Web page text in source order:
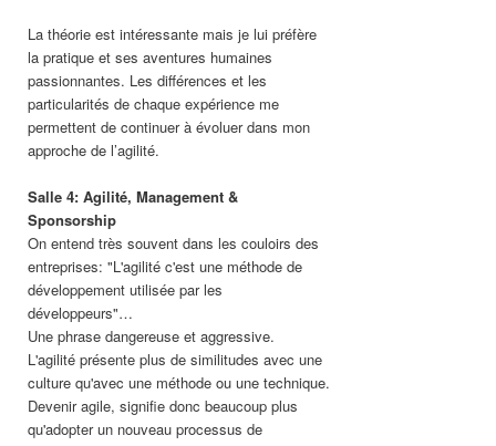
La théorie est intéressante mais je lui préfère
la pratique et ses aventures humaines
passionnantes. Les différences et les
particularités de chaque expérience me
permettent de continuer à évoluer dans mon
approche de l’agilité.
Salle 4: Agilité, Management &
Sponsorship
On entend très souvent dans les couloirs des
entreprises: "L'agilité c'est une méthode de
développement utilisée par les
développeurs"…
Une phrase dangereuse et aggressive.
L'agilité présente plus de similitudes avec une
culture qu'avec une méthode ou une technique.
Devenir agile, signifie donc beaucoup plus
qu'adopter un nouveau processus de